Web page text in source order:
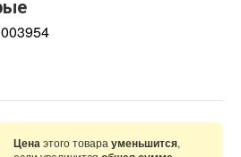
Ценаэтого товара уменьшится,